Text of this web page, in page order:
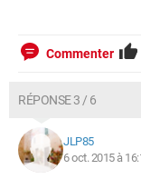
Commenter
RÉPONSE 3 / 6
JLP85
6 oct. 2015 à